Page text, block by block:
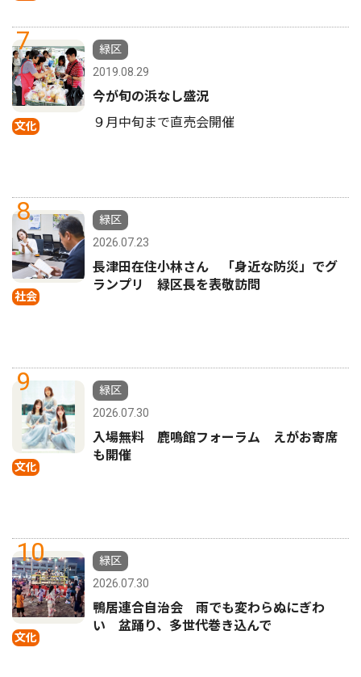
7
文化
緑区
2019.08.29
今が旬の浜なし盛況
９月中旬まで直売会開催
8
社会
緑区
2026.07.23
長津田在住小林さん 「身近な防災」でグ
ランプリ 緑区長を表敬訪問
9
文化
緑区
2026.07.30
入場無料 鹿鳴館フォーラム えがお寄席
も開催
10
文化
緑区
2026.07.30
鴨居連合自治会 雨でも変わらぬにぎわ
い 盆踊り、多世代巻き込んで